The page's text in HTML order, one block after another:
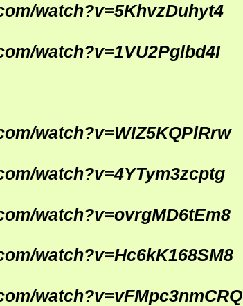
watch?v=5KhvzDuhyt4
watch?v=1VU2Pglbd4I
watch?v=WIZ5KQPlRrw
watch?v=4YTym3zcptg
watch?v=ovrgMD6tEm8
watch?v=Hc6kK168SM8
watch?v=vFMpc3nmCRQ